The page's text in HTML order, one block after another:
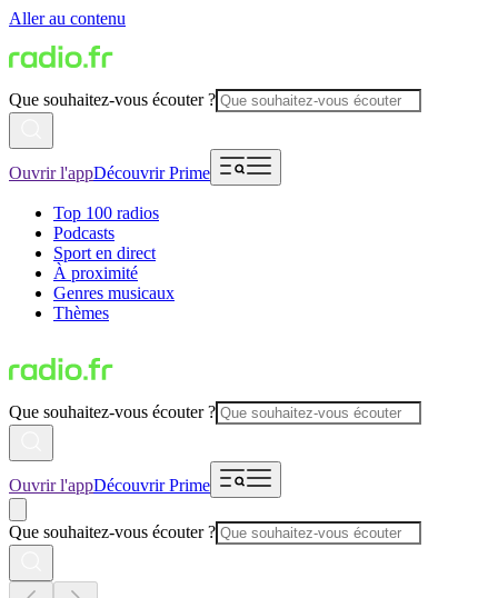
Aller au contenu
Que souhaitez-vous écouter ?
Ouvrir l'appDécouvrir Prime
Top 100 radios
Podcasts
Sport en direct
À proximité
Genres musicaux
Thèmes
Que souhaitez-vous écouter ?
Ouvrir l'appDécouvrir Prime
Que souhaitez-vous écouter ?